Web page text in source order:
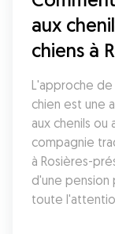
aux
chiens à
L'approche
chien est une
aux chenils ou
compagnie
à Rosières-
d'une pension
toute